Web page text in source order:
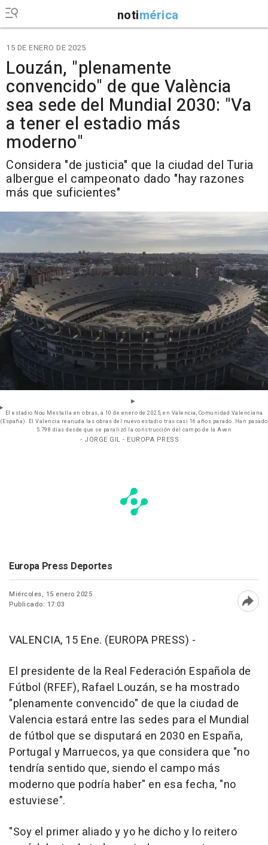
notimérica
15 DE ENERO DE 2025
Louzán, "plenamente
convencido" de que València
sea sede del Mundial 2030: "Va
a tener el estadio más
moderno"
Considera "de justicia" que la ciudad del Turia
albergue el campeonato dado "hay razones
más que suficientes"
El estadio Nou Mestalla en obras, a 10 de enero de 2025, en Valencia, Comunidad Valenciana
(España). El Valencia reanuda las obras del nuevo estadio tras casi 16 años parado. Han pasado
5.798 días desde que se paralizó la construcción del campo de la Aven
- JORGE GIL - EUROPA PRESS
Europa Press Deportes
Miércoles, 15 enero 2025
Publicado: 17:03
VALENCIA, 15 Ene. (EUROPA PRESS) -
El presidente de la Real Federación Española de
Fútbol (RFEF), Rafael Louzán, se ha mostrado
"plenamente convencido" de que la ciudad de
Valencia estará entre las sedes para el Mundial
de fútbol que se disputará en 2030 en España,
Portugal y Marruecos, ya que considera que "no
tendría sentido que, siendo el campo más
moderno que podría haber" en esa fecha, "no
estuviese".
"Soy el primer aliado y yo he dicho y lo reitero